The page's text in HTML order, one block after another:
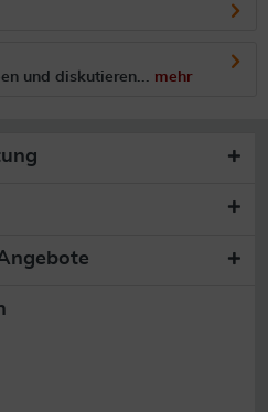
und diskutieren... mehr